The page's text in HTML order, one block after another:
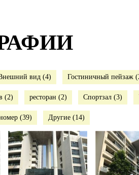
вид (4) Гостиничный пейзаж
(2) ресторан (2) Спортзал (3)
(39) Другие (14)